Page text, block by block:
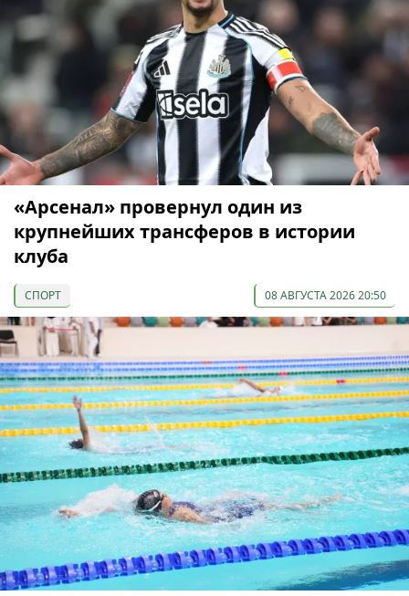
«Арсенал» провернул один из
крупнейших трансферов в истории
клуба
СПОРТ 08 АВГУСТА 2026 20:50